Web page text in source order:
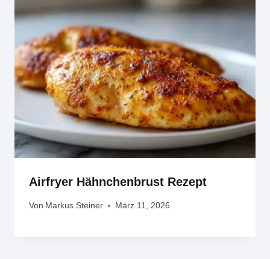
Airfryer Hähnchenbrust Rezept
Von Markus Steiner März 11, 2026